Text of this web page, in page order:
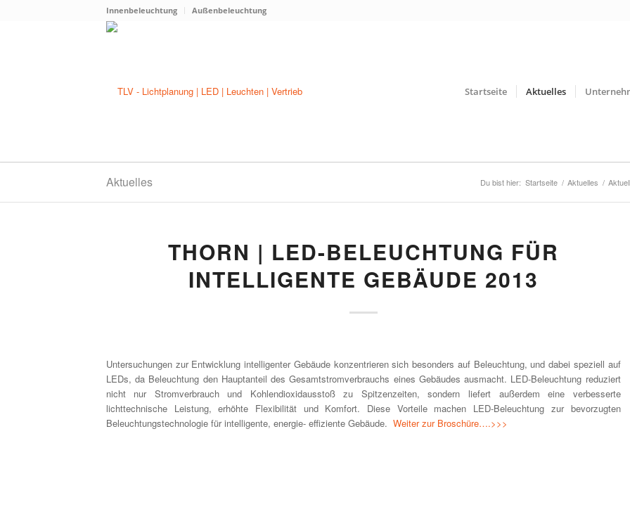
Innenbeleuchtung Außenbeleuchtung
Startseite Aktuelles
Aktuelles Du bist hier: Startseite / Aktuelles /
THORN | LED-BELEUCHTUNG FÜR
INTELLIGENTE GEBÄUDE 2013
Untersuchungen zur Entwicklung intelligenter Gebäude konzentrieren sich besonders auf Beleuchtung, und dabei speziell auf
LEDs, da Beleuchtung den Hauptanteil des Gesamtstromverbrauchs eines Gebäudes ausmacht. LED-Beleuchtung reduziert
nicht nur Stromverbrauch und Kohlendioxidausstoß zu Spitzenzeiten, sondern liefert außerdem eine verbesserte
lichttechnische Leistung, erhöhte Flexibilität und Komfort. Diese Vorteile machen LED-Beleuchtung zur bevorzugten
Beleuchtungstechnologie für intelligente, energie- effiziente Gebäude. Weiter zur Broschüre….>>>